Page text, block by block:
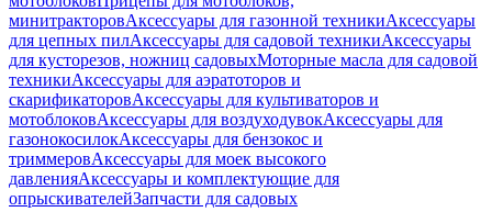
минитракторовАксессуары для газонной техникиАксессуары
для цепных пилАксессуары для садовой техникиАксессуары
для кусторезов, ножниц садовыхМоторные масла для садовой
техникиАксессуары для аэратоторов и
скарификаторовАксессуары для культиваторов и
мотоблоковАксессуары для воздуходувокАксессуары для
газонокосилокАксессуары для бензокос и
триммеровАксессуары для моек высокого
давленияАксессуары и комплектующие для
опрыскивателейЗапчасти для садовых